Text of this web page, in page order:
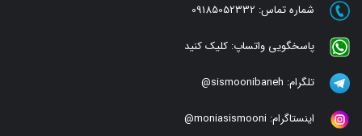
شماره تماس: 09185052332
پاسخگویی واتساپ: کلیک کنید
تلگرام: sismoonibaneh@
اینستاگرام: moniasismooni@